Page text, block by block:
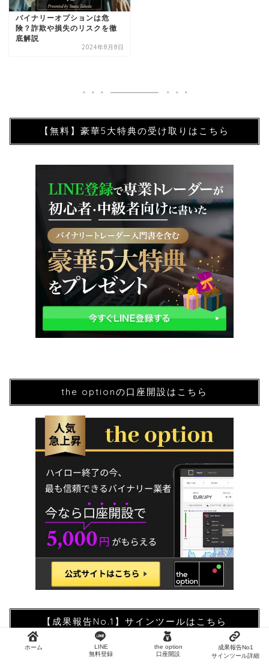
バイナリーオプションは危
険？詐欺や損失のリスクを徹
底解説
2024年8月8日
【無料】豪華5大特典の受け取りはこちら
the optionの口座開設はこちら
【成果報告No.1】サインツールはこちら
ホーム
LINE
無料登録
the option
口座開設
成果報告No1
サインツール詳細